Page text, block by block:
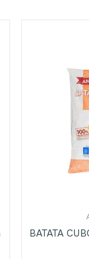
BATATA